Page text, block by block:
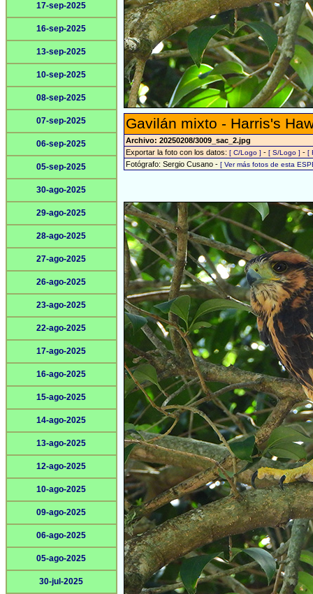
17-sep-2025
16-sep-2025
13-sep-2025
10-sep-2025
08-sep-2025
07-sep-2025
06-sep-2025
05-sep-2025
30-ago-2025
29-ago-2025
28-ago-2025
27-ago-2025
26-ago-2025
23-ago-2025
22-ago-2025
17-ago-2025
16-ago-2025
15-ago-2025
14-ago-2025
13-ago-2025
12-ago-2025
10-ago-2025
09-ago-2025
06-ago-2025
05-ago-2025
30-jul-2025
Gavilán mixto - Harris's
Archivo: 20250208/3009_sac_2.jpg
Exportar la foto con los datos: [ C/Logo ] - [ S/Logo ] - [
Fotógrafo: Sergio Cusano - [ Ver más fotos de esta